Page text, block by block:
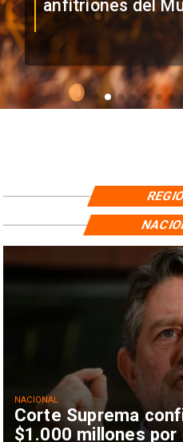
anfitriones del
Corte Suprema
$1.000 millones
NACIONAL